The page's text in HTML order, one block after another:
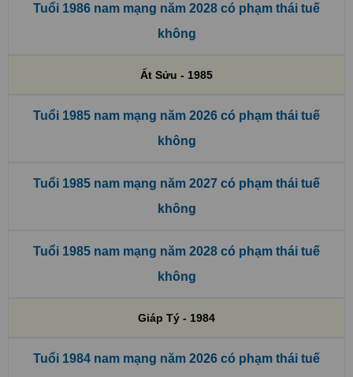
Tuổi 1986 nam mạng năm 2028 có phạm thái tuế
không
Ất Sửu - 1985
Tuổi 1985 nam mạng năm 2026 có phạm thái tuế
không
Tuổi 1985 nam mạng năm 2027 có phạm thái tuế
không
Tuổi 1985 nam mạng năm 2028 có phạm thái tuế
không
Giáp Tý - 1984
Tuổi 1984 nam mạng năm 2026 có phạm thái tuế